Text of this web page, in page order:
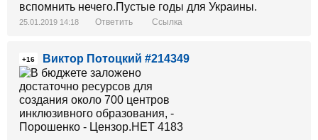
вспомнить нечего.Пустые годы для Украины.
25.01.2019 14:18 Ответить Ссылка
+16 Виктор Потоцкий #214349